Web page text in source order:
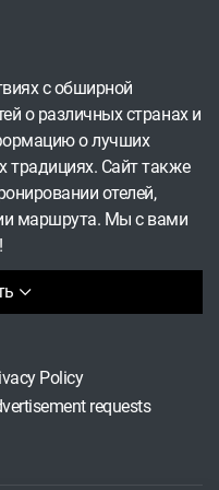
с обширной
о различных странах и
о лучших
традициях. Сайт также
отелей,
маршрута. Мы с вами
Policy
requests